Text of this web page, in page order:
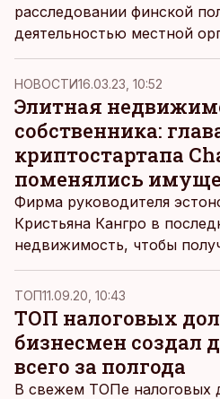
расследовании финской
деятельностью местной
занимавшейся
жилья молодежи.
НОВОСТИ16.03.23, 10:52
Элитная
собственника:
криптостартапа
поменялись
Фирма руководителя
Кристьяна Кангро в
недвижимость, чтобы
оплаты труда сотрудников.
ТОП11.09.20, 10:43
ТОП налоговых
бизнесмен создал
всего за полгода
В свежем ТОПе налоговых